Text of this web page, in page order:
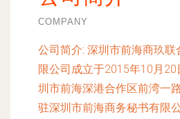
COMPANY
公司简介: 深圳市前海商玖联
限公司成立于2015年10月
圳市前海深港合作区前湾一
驻深圳市前海商务秘书有限